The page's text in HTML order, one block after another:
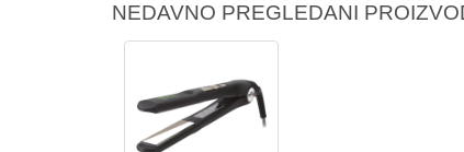
NEDAVNO PREGLEDANI